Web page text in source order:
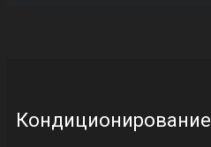
Кондиционирование